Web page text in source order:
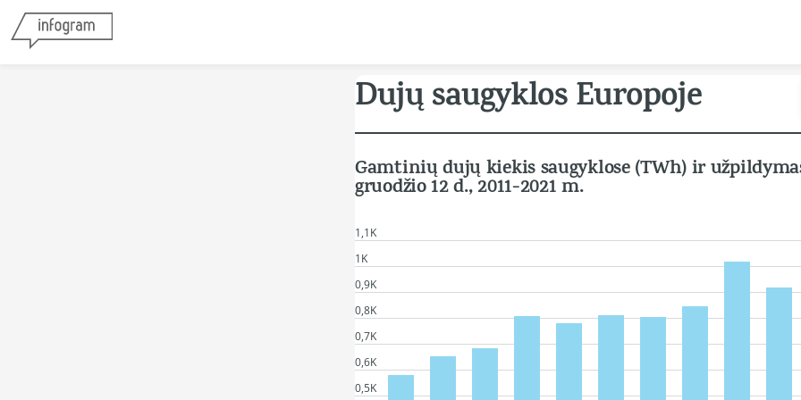
Dujų saugyklos Europoje
Gamtinių dujų kiekis saugyklose (TWh) ir
gruodžio 12 d., 2011-2021 m.
1,1K
1K
0,9K
0,8K
0,7K
0,6K
0,5K